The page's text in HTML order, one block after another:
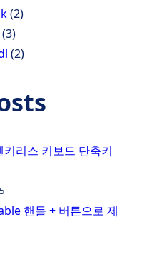
(2)
(3)
(2)
리스 키보드 단축키
핸들 + 버튼으로 제